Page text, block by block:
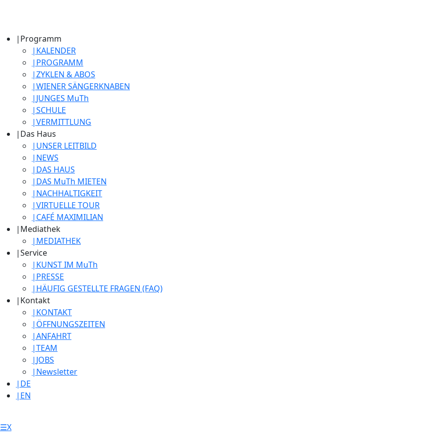
Programm
|KALENDER
|PROGRAMM
|ZYKLEN & ABOS
|WIENER SÄNGERKNABEN
|JUNGES MuTh
|SCHULE
|VERMITTLUNG
Das Haus
|UNSER LEITBILD
|NEWS
|DAS HAUS
|DAS MuTh MIETEN
|NACHHALTIGKEIT
|VIRTUELLE TOUR
|CAFÉ MAXIMILIAN
Mediathek
|MEDIATHEK
Service
|KUNST IM MuTh
|PRESSE
|HÄUFIG GESTELLTE FRAGEN (FAQ)
Kontakt
|KONTAKT
|ÖFFNUNGSZEITEN
|ANFAHRT
|TEAM
|JOBS
|Newsletter
|DE
|EN
☰X